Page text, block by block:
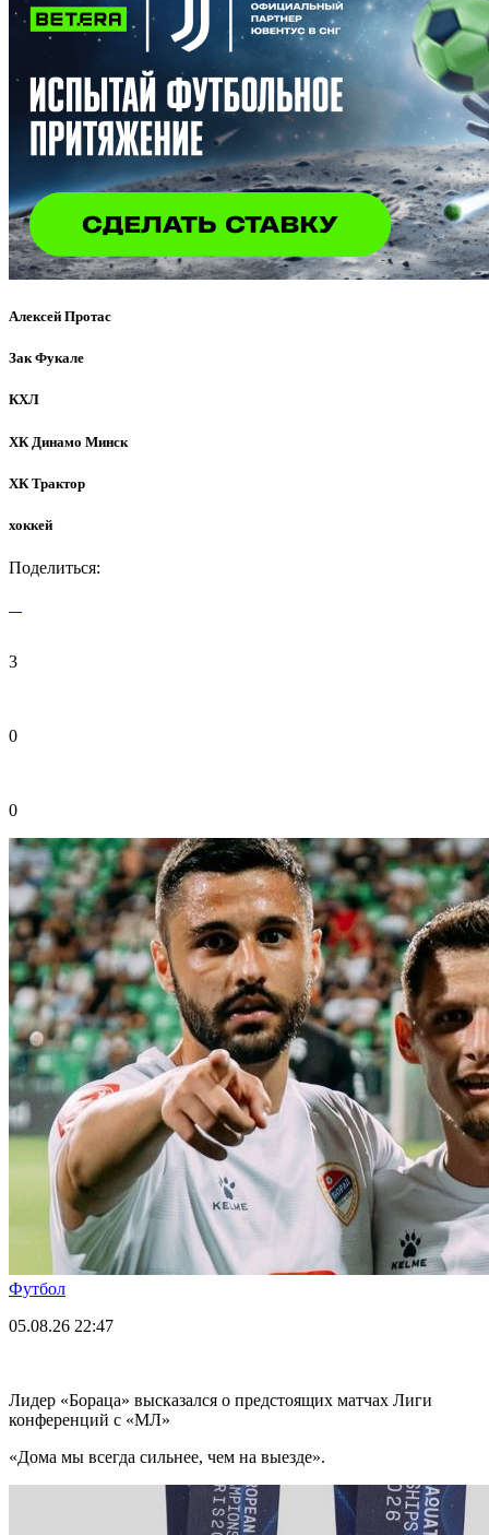
Алексей Протас
Зак Фукале
КХЛ
ХК Динамо Минск
ХК Трактор
хоккей
Поделиться:
3
0
0
Футбол
05.08.26 22:47
Лидер «Бораца» высказался о предстоящих матчах Лиги
конференций с «МЛ»
«Дома мы всегда сильнее, чем на выезде».